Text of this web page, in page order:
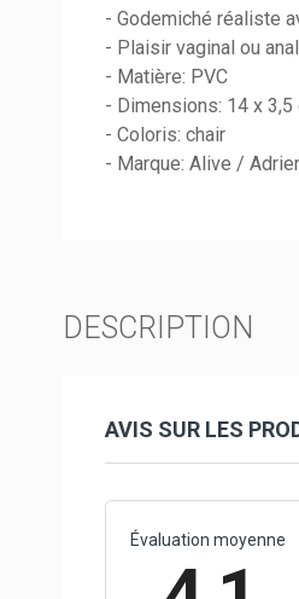
- Godemiché réaliste
- Plaisir vaginal ou anal
- Matière: PVC
- Dimensions: 14 x 3,5
- Coloris: chair
- Marque: Alive /
DESCRIPTION
AVIS SUR LES
Évaluation moyenne